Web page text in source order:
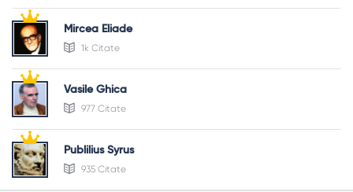
Mircea Eliade
1k Citate
Vasile Ghica
977 Citate
Publilius Syrus
935 Citate